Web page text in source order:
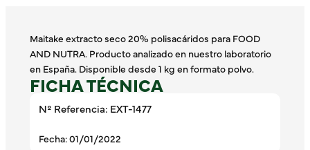
Maitake extracto seco 20% polisacáridos para FOOD
AND NUTRA. Producto analizado en nuestro laboratorio
en España. Disponible desde 1 kg en formato polvo.
FICHA TÉCNICA
Nº Referencia: EXT-1477
Fecha: 01/01/2022